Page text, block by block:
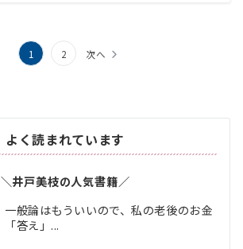
1 2 次へ
よく読まれています
＼井戸美枝の人気書籍／
一般論はもういいので、私の老後のお金
「答え」...